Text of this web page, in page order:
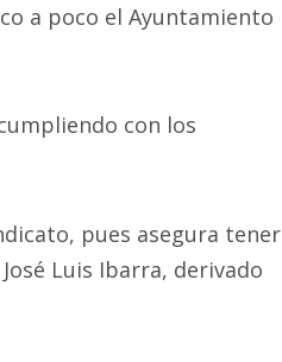
a poco el Ayuntamiento
con los
pues asegura tener
Luis Ibarra, derivado